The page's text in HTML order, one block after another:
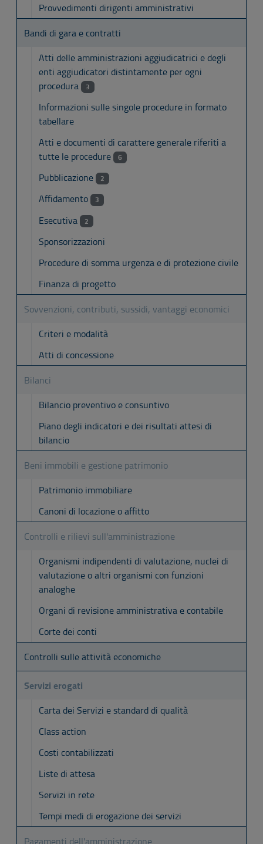
Provvedimenti dirigenti amministrativi
Bandi di gara e contratti
Atti delle amministrazioni aggiudicatrici e degli
enti aggiudicatori distintamente per ogni
procedura
3
Informazioni sulle singole procedure in formato
tabellare
Atti e documenti di carattere generale riferiti a
tutte le procedure
6
Pubblicazione 2
Affidamento 3
Esecutiva 2
Sponsorizzazioni
Procedure di somma urgenza e di protezione civile
Finanza di progetto
Sovvenzioni, contributi, sussidi, vantaggi economici
Criteri e modalità
Atti di concessione
Bilanci
Bilancio preventivo e consuntivo
Piano degli indicatori e dei risultati attesi di
bilancio
Beni immobili e gestione patrimonio
Patrimonio immobiliare
Canoni di locazione o affitto
Controlli e rilievi sull'amministrazione
Organismi indipendenti di valutazione, nuclei di
valutazione o altri organismi con funzioni
analoghe
Organi di revisione amministrativa e contabile
Corte dei conti
Controlli sulle attività economiche
Servizi erogati
Carta dei Servizi e standard di qualità
Class action
Costi contabilizzati
Liste di attesa
Servizi in rete
Tempi medi di erogazione dei servizi
Pagamenti dell'amministrazione